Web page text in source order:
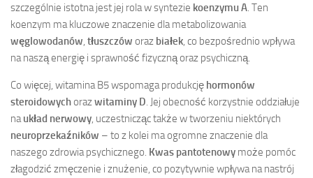
szczególnie istotna jest jej rola w syntezie koenzymu A. Ten
koenzym ma kluczowe znaczenie dla metabolizowania
węglowodanów, tłuszczów oraz białek, co bezpośrednio wpływa
na naszą energię i sprawność fizyczną oraz psychiczną.
Co więcej, witamina B5 wspomaga produkcję hormonów
steroidowychorazwitaminy D. Jej obecność korzystnie oddziałuje
naukład nerwowy, uczestnicząc także w tworzeniu niektórych
neuroprzekaźników – to z kolei ma ogromne znaczenie dla
naszego zdrowia psychicznego. Kwas pantotenowy może pomóc
złagodzić zmęczenie i znużenie, co pozytywnie wpływa na nastrój